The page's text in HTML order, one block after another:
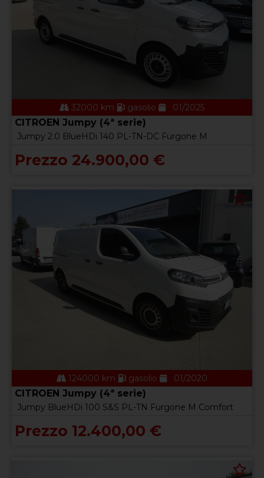
32000 km gasolio 01/2025
CITROEN Jumpy (4ª serie)
Jumpy 2.0 BlueHDi 140 PL-TN-DC Furgone M
Prezzo 24.900,00 €
124000 km gasolio 01/2020
CITROEN Jumpy (4ª serie)
Jumpy BlueHDi 100 S&S PL-TN Furgone M Comfort
Prezzo 12.400,00 €